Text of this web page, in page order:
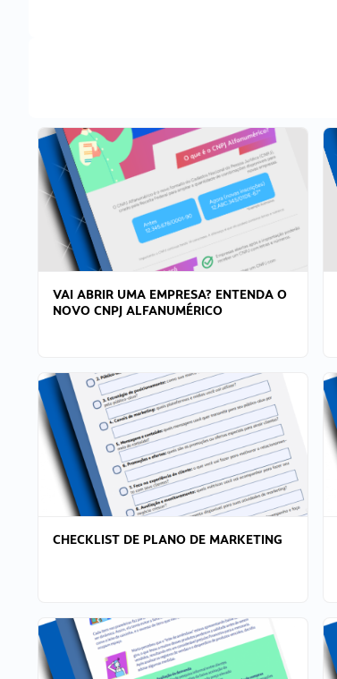
VAI ABRIR UMA EMPRESA? ENTENDA O
NOVO CNPJ ALFANUMÉRICO
CHECKLIST DE PLANO DE MARKETING